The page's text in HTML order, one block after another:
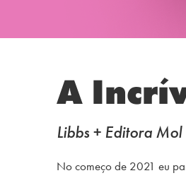
A
Libbs + Editora Mol
No começo de 2021 eu